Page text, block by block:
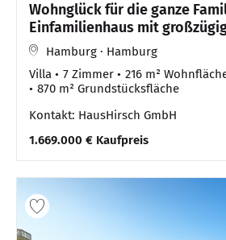
Wohnglück für die ganze
Einfamilienhaus mit
Hamburg · Hamburg
Villa
7 Zimmer
216 m²
870 m² Grundstücksfläche
Kontakt: HausHirsch GmbH
1.669.000 € Kaufpreis